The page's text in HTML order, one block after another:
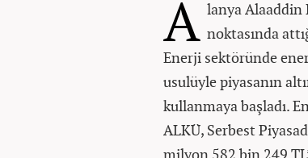
A lanya Alaaddin
noktasında
Enerji sektöründe
usulüyle piyasanın
kullanmaya başladı.
ALKÜ, Serbest
milyon 582 bin 249